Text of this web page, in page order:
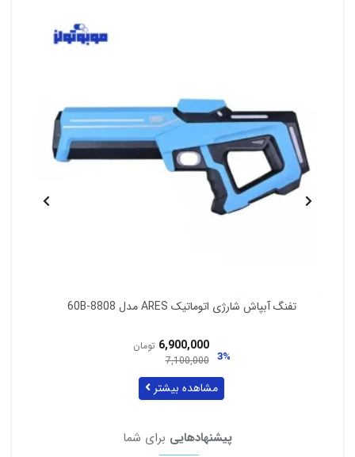
تفنگ آبپاش شارژی مدل 997-1
4%
7,700,000 تومان
8,000,000
مشاهده بیشتر
پیشنهادهایی برای شما